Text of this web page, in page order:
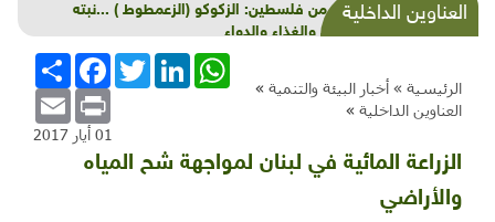
العناوين الداخليةزراعات مقاومة
الرئيسية » أخبار البيئة والتنمية »
العناوين الداخلية »
انشر
FacebookTwitterLinkedInWhatsApp
Email Print
01 أيار 2017
الزراعة المائية في لبنان لمواجهة شح المياه
والأراضي